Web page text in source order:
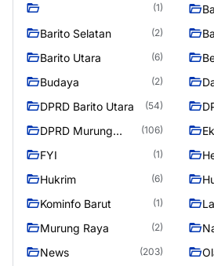
(1)
Barito Selatan (2)
Barito Utara (6)
Budaya (2)
DPRD Barito Utara (54)
DPRD Murung
(106)
FYI (1)
Hukrim (6)
Kominfo Barut (1)
Murung Raya (2)
News (203)